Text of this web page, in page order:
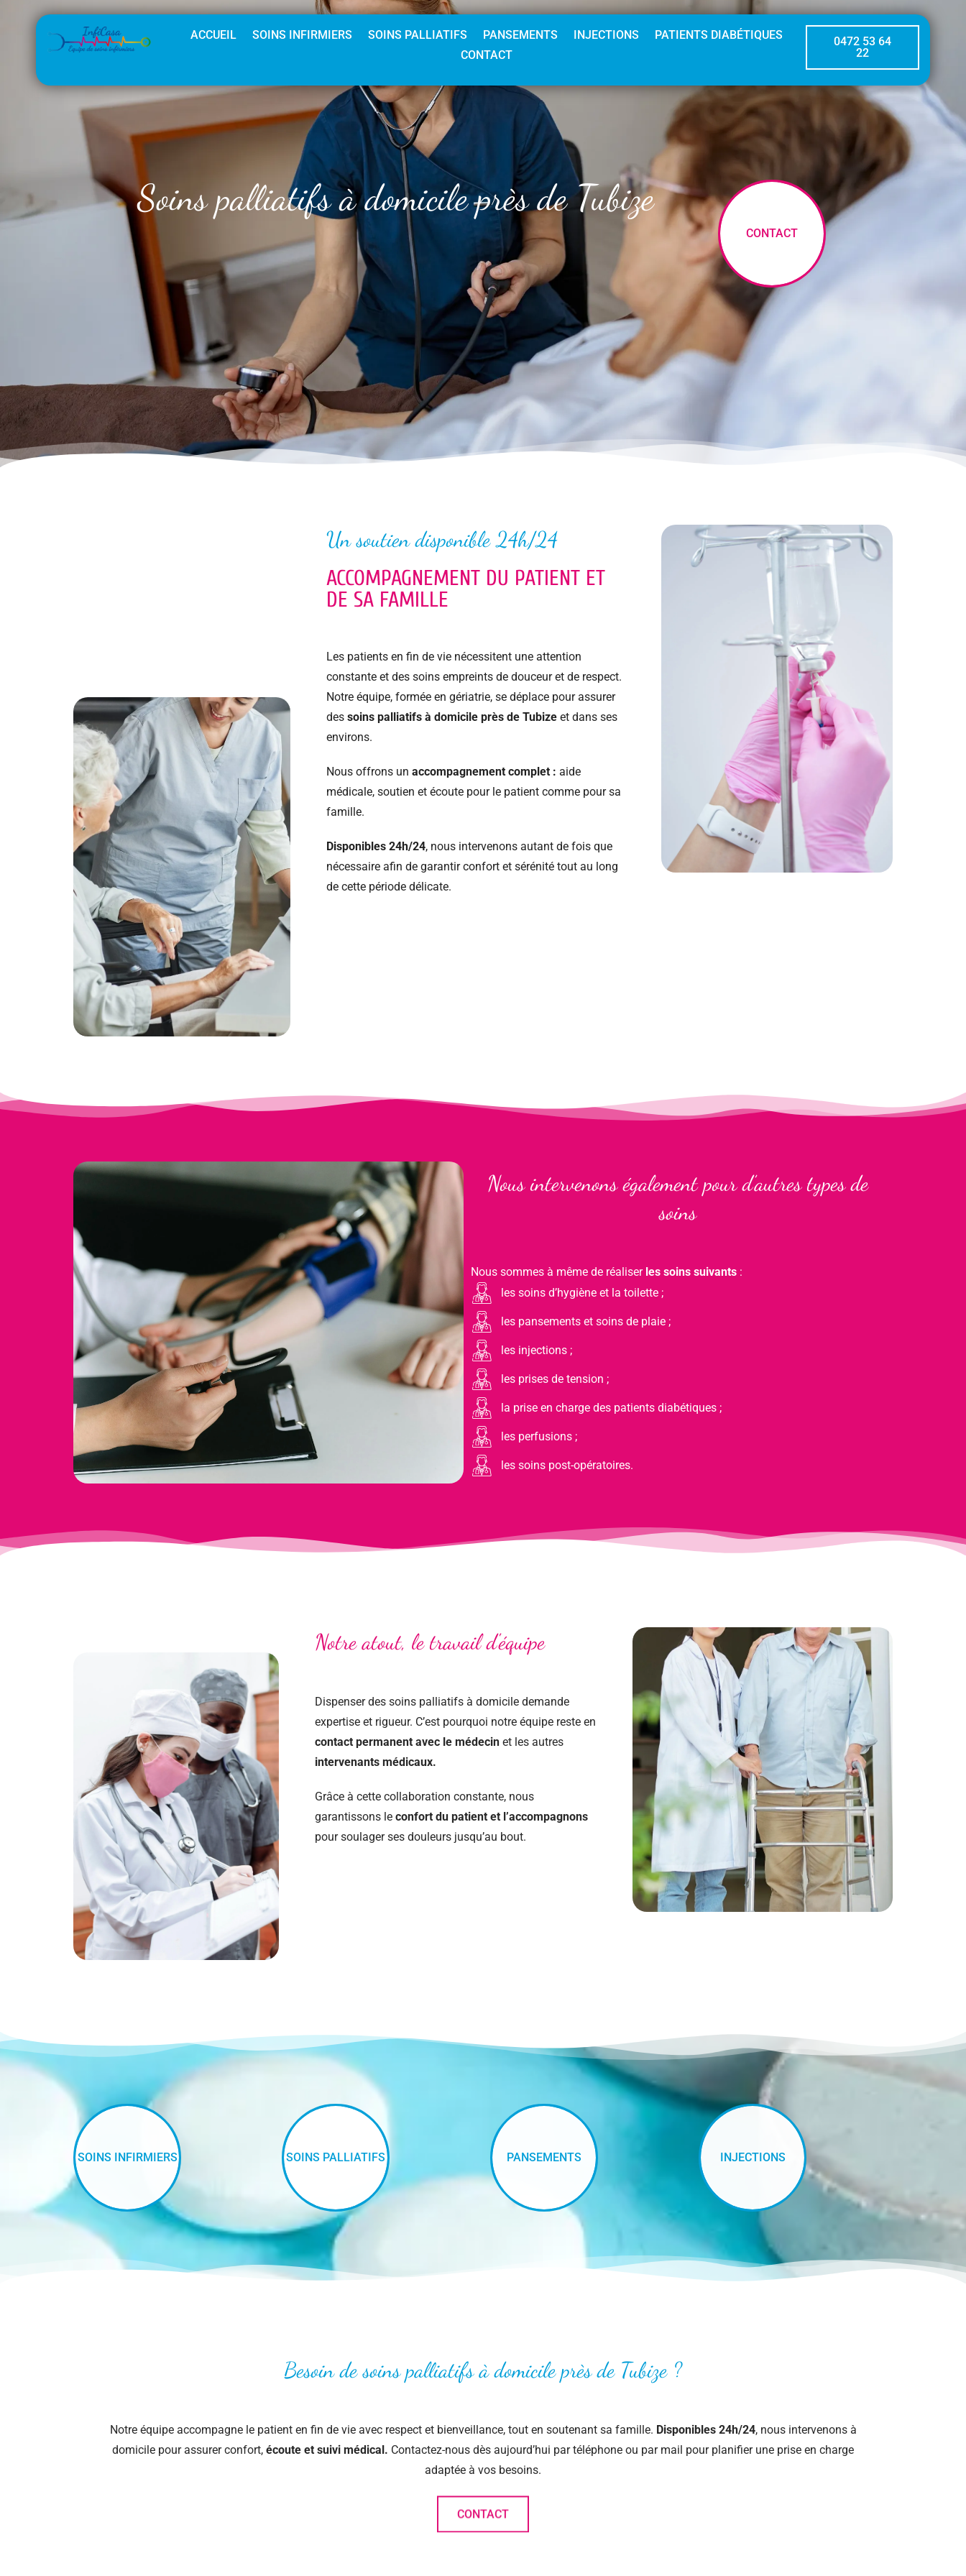
ACCUEIL SOINS INFIRMIERS SOINS PALLIATIFS PANSEMENTS INJECTIONS
PATIENTS DIABÉTIQUES
CONTACT
0472 53 64
22
Soins palliatifs à domicile près de Tubize
CONTACT
Un soutien disponible 24h/24
ACCOMPAGNEMENT DU PATIENT ET
DE SA FAMILLE
Les patients en fin de vie nécessitent une attention
constante et des soins empreints de douceur et de respect.
Notre équipe, formée en gériatrie, se déplace pour assurer
dessoins palliatifs à domicile près de Tubize et dans ses
environs.
Nous offrons unaccompagnement complet : aide
médicale, soutien et écoute pour le patient comme pour sa
famille.
Disponibles 24h/24, nous intervenons autant de fois que
nécessaire afin de garantir confort et sérénité tout au long
de cette période délicate.
Nous intervenons également pour d’autres types de
soins
Nous sommes à même de réaliser les soins suivants:
les soins d’hygiène et la toilette ;
les pansements et soins de plaie ;
les injections ;
les prises de tension ;
la prise en charge des patients diabétiques ;
les perfusions ;
les soins post-opératoires.
Notre atout, le travail d'équipe
Dispenser des soins palliatifs à domicile demande
expertise et rigueur. C’est pourquoi notre équipe reste en
contact permanent avec le médecinet les autres
intervenants médicaux.
Grâce à cette collaboration constante, nous
garantissons le confort du patient et l’accompagnons
pour soulager ses douleurs jusqu’au bout.
SOINS INFIRMIERS SOINS PALLIATIFS PANSEMENTS INJECTIONS
Besoin de soins palliatifs à domicile près de Tubize ?
Notre équipe accompagne le patient en fin de vie avec respect et bienveillance, tout en soutenant sa famille. Disponibles 24h/24, nous intervenons à
domicile pour assurer confort, écoute et suivi médical. Contactez-nous dès aujourd’hui par téléphone ou par mail pour planifier une prise en charge
adaptée à vos besoins.
CONTACT